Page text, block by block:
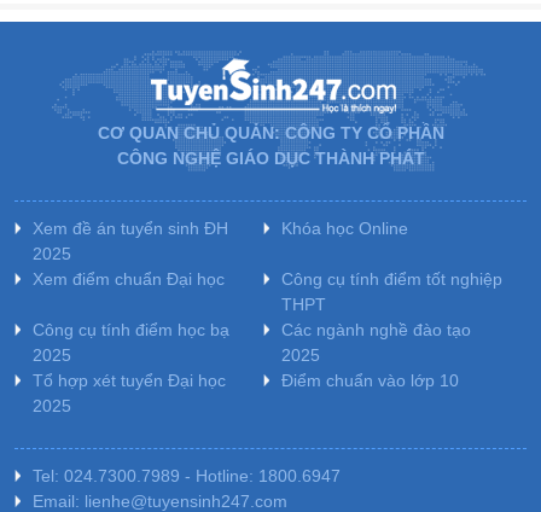
CƠ QUAN CHỦ QUẢN: CÔNG TY CỔ PHẦN
CÔNG NGHỆ GIÁO DỤC THÀNH PHÁT
Xem đề án tuyển sinh ĐH
2025
Khóa học Online
Xem điểm chuẩn Đại học
Công cụ tính điểm tốt nghiệp
THPT
Công cụ tính điểm học bạ
2025
Các ngành nghề đào tạo
2025
Tổ hợp xét tuyển Đại học
2025
Điểm chuẩn vào lớp 10
Tel: 024.7300.7989 - Hotline: 1800.6947
Email: lienhe@tuyensinh247.com